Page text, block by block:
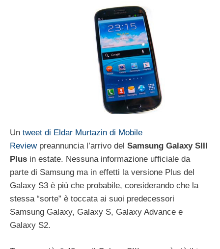
Un tweet di Eldar Murtazin di Mobile
Reviewpreannuncia l’arrivo del Samsung Galaxy SIII
Plus in estate. Nessuna informazione ufficiale da
parte di Samsung ma in effetti la versione Plus del
Galaxy S3 è più che probabile, considerando che la
stessa “sorte” è toccata ai suoi predecessori
Samsung Galaxy, Galaxy S, Galaxy Advance e
Galaxy S2.